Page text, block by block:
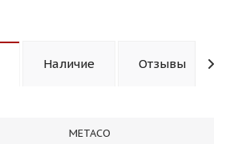
Наличие Отзывы
METACO